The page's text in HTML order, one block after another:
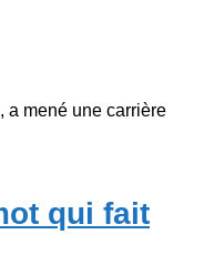
a mené une carrière
qui fait